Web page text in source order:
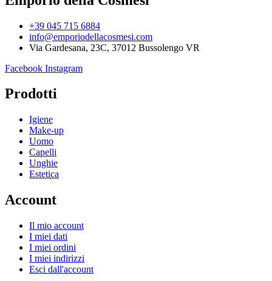
+39 045 715 6884
info@emporiodellacosmesi.com
Via Gardesana, 23C, 37012 Bussolengo VR
Facebook Instagram
Prodotti
Igiene
Make-up
Uomo
Capelli
Unghie
Estetica
Account
Il mio account
I miei dati
I miei ordini
I miei indirizzi
Esci dall'account